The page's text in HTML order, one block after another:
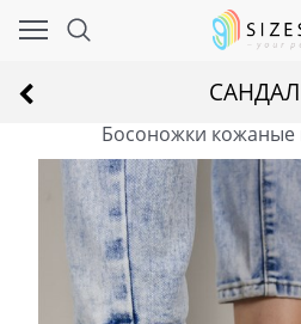
Босоножки кожаные